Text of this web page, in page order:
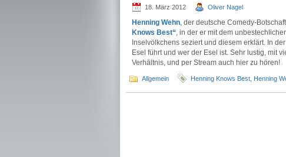
18. März 2012 Oliver Nagel
Henning Wehn, der deutsche Comedy-
Knows Best“, in der er mit dem
Inselvölkchens seziert und diesem erklärt. In
Esel führt und wer der Esel ist. Sehr lustig, mit
Verhältnis, und per Stream auch hier zu hören!
Allgemein Henning Knows Best Henning